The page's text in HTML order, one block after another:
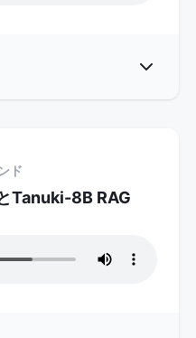
Show
ド
Tanuki-8B RAG